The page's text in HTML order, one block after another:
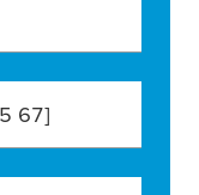
67]